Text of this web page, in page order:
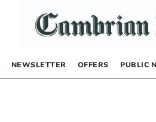
NEWSLETTER OFFERS PUBLIC